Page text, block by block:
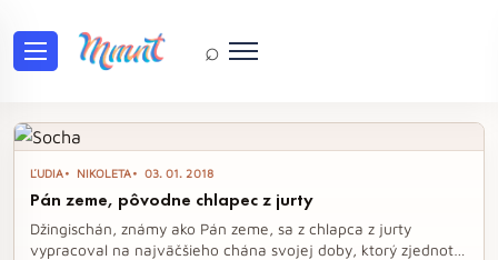
⌕
Tag: Temüdžin
ĽUDIA NIKOLETA 03. 01. 2018
Pán zeme, pôvodne chlapec z jurty
Džingischán, známy ako Pán zeme, sa z chlapca z jurty
vypracoval na najväčšieho chána svojej doby, ktorý zjednotil